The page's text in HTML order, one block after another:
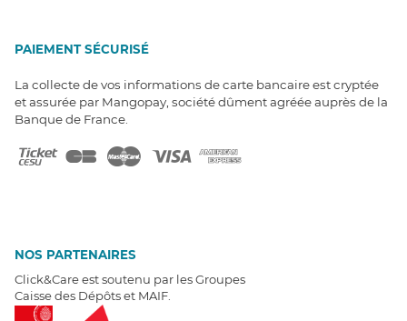
PAIEMENT SÉCURISÉ
La collecte de vos informations de carte bancaire est cryptée
et assurée par Mangopay, société dûment agréée auprès de la
Banque de France.
NOS PARTENAIRES
Click&Care est soutenu par les Groupes
Caisse des Dépôts et MAIF.